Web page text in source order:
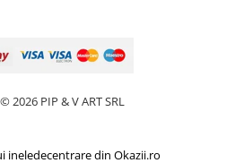
2026 PIP & V ART SRL